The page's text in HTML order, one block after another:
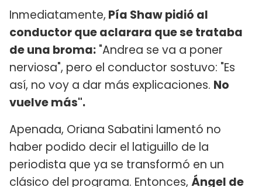
Inmediatamente, Pía Shaw pidió al
conductor que aclarara que se trataba
de una broma: "Andrea se va a poner
nerviosa", pero el conductor sostuvo: "Es
así, no voy a dar más explicaciones. No
vuelve más".
Apenada, Oriana Sabatini lamentó no
haber podido decir el latiguillo de la
periodista que ya se transformó en un
clásico del programa. Entonces, Ángel de